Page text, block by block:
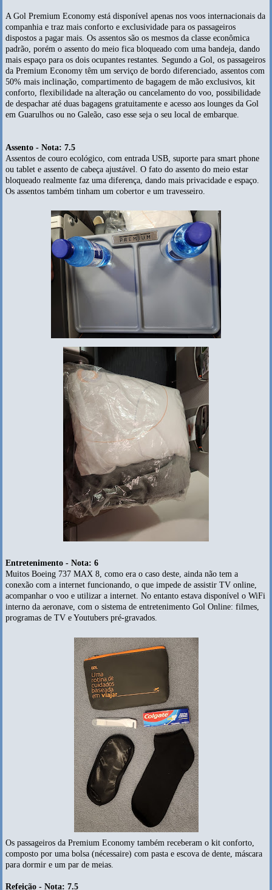
A Gol Premium Economy está disponível apenas nos voos internacionais da
companhia e traz mais conforto e exclusividade para os passageiros
dispostos a pagar mais. Os assentos são os mesmos da classe econômica
padrão, porém o assento do meio fica bloqueado com uma bandeja, dando
mais espaço para os dois ocupantes restantes. Segundo a Gol, os passageiros
da Premium Economy têm um serviço de bordo diferenciado, assentos com
50% mais inclinação, compartimento de bagagem de mão exclusivos, kit
conforto, flexibilidade na alteração ou cancelamento do voo, possibilidade
de despachar até duas bagagens gratuitamente e acesso aos lounges da Gol
em Guarulhos ou no Galeão, caso esse seja o seu local de embarque.
Assento - Nota: 7.5
Assentos de couro ecológico, com entrada USB, suporte para smart phone
ou tablet e assento de cabeça ajustável. O fato do assento do meio estar
bloqueado realmente faz uma diferença, dando mais privacidade e espaço.
Os assentos também tinham um cobertor e um travesseiro.
Entretenimento - Nota: 6
Muitos Boeing 737 MAX 8, como era o caso deste, ainda não tem a
conexão com a internet funcionando, o que impede de assistir TV online,
acompanhar o voo e utilizar a internet. No entanto estava disponível o WiFi
interno da aeronave, com o sistema de entretenimento Gol Online: filmes,
programas de TV e Youtubers pré-gravados.
Os passageiros da Premium Economy também receberam o kit conforto,
composto por uma bolsa (nécessaire) com pasta e escova de dente, máscara
para dormir e um par de meias.
Refeição - Nota: 7.5